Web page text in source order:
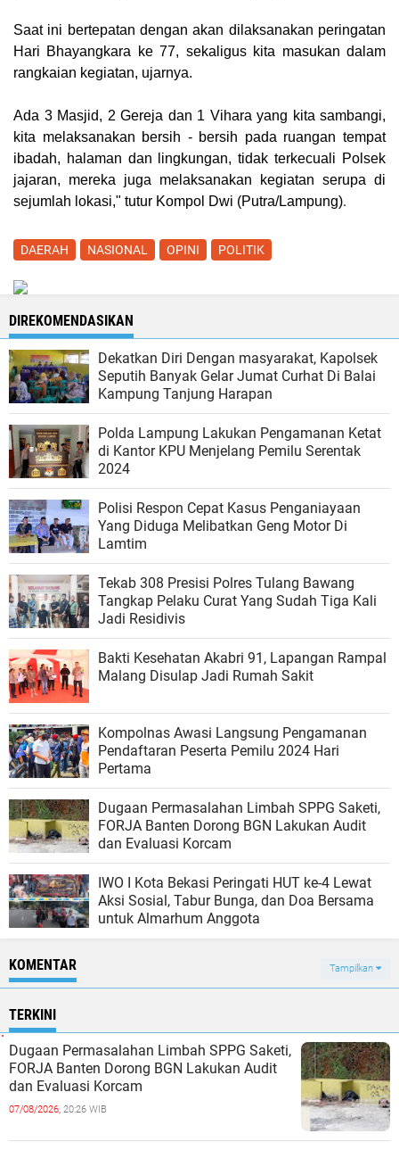
Saat ini bertepatan dengan akan dilaksanakan peringatan
Hari Bhayangkara ke 77, sekaligus kita masukan dalam
rangkaian kegiatan, ujarnya.
Ada 3 Masjid, 2 Gereja dan 1 Vihara yang kita sambangi,
kita melaksanakan bersih - bersih pada ruangan tempat
ibadah, halaman dan lingkungan, tidak terkecuali Polsek
jajaran, mereka juga melaksanakan kegiatan serupa di
sejumlah lokasi," tutur Kompol Dwi (Putra/Lampung).
DAERAH NASIONAL OPINI POLITIK
DIREKOMENDASIKAN
Dekatkan Diri Dengan masyarakat, Kapolsek
Seputih Banyak Gelar Jumat Curhat Di Balai
Kampung Tanjung Harapan
Polda Lampung Lakukan Pengamanan Ketat
di Kantor KPU Menjelang Pemilu Serentak
2024
Polisi Respon Cepat Kasus Penganiayaan
Yang Diduga Melibatkan Geng Motor Di
Lamtim
Tekab 308 Presisi Polres Tulang Bawang
Tangkap Pelaku Curat Yang Sudah Tiga Kali
Jadi Residivis
Bakti Kesehatan Akabri 91, Lapangan Rampal
Malang Disulap Jadi Rumah Sakit
Kompolnas Awasi Langsung Pengamanan
Pendaftaran Peserta Pemilu 2024 Hari
Pertama
Dugaan Permasalahan Limbah SPPG Saketi,
FORJA Banten Dorong BGN Lakukan Audit
dan Evaluasi Korcam
IWO I Kota Bekasi Peringati HUT ke-4 Lewat
Aksi Sosial, Tabur Bunga, dan Doa Bersama
untuk Almarhum Anggota
KOMENTAR Tampilkan
TERKINI
Dugaan Permasalahan Limbah SPPG Saketi,
FORJA Banten Dorong BGN Lakukan Audit
dan Evaluasi Korcam
07/08/2026, 20:26 WIB